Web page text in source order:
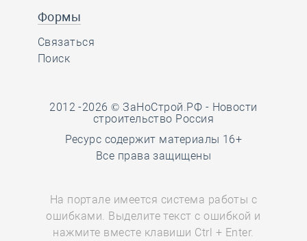
Формы
Связаться
Поиск
2012 -2026 © ЗаНоСтрой.РФ - Новости
строительство Россия
Ресурс содержит материалы 16+
Все права защищены
На портале имеется система работы с
ошибками. Выделите текст с ошибкой и
нажмите вместе клавиши Ctrl + Enter.